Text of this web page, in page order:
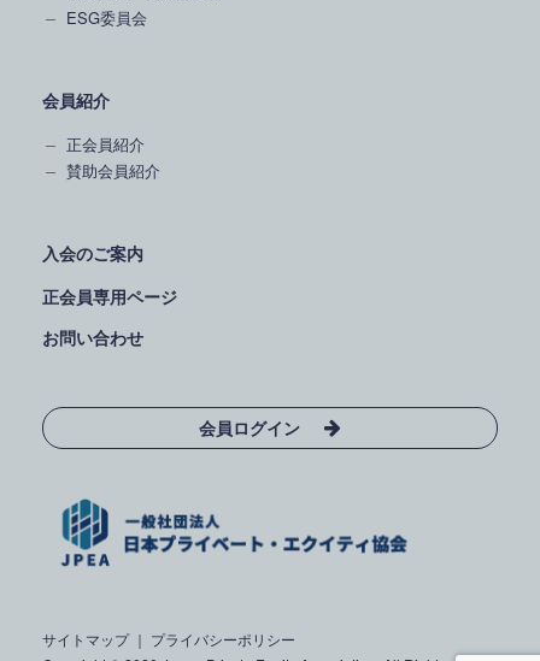
ESG委員会
会員紹介
正会員紹介
賛助会員紹介
入会のご案内
正会員専用ページ
お問い合わせ
会員ログイン
サイトマップ｜ プライバシーポリシー